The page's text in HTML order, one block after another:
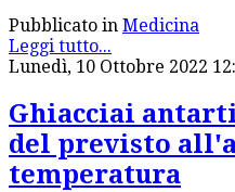
Pubblicato in Medicina
Leggi tutto...
Lunedì, 10 Ottobre 2022
Ghiacciai
del previsto
temperatura